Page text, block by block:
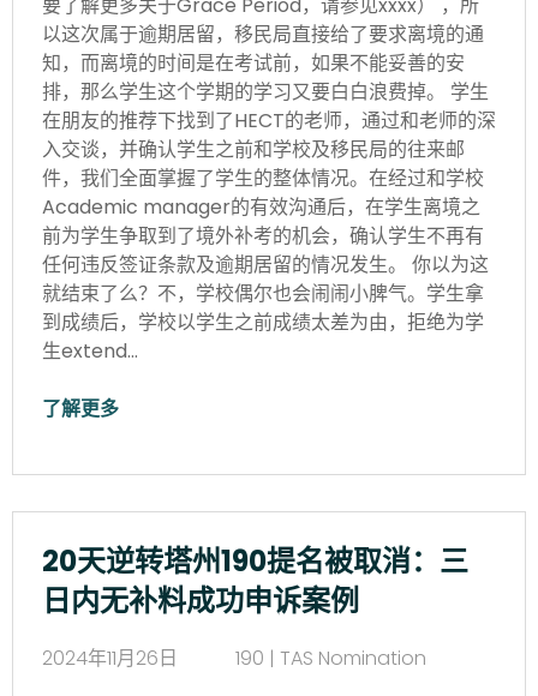
要了解更多关于Grace Period，请参见xxxx） ，所
以这次属于逾期居留，移民局直接给了要求离境的通
知，而离境的时间是在考试前，如果不能妥善的安
排，那么学生这个学期的学习又要白白浪费掉。 学生
在朋友的推荐下找到了HECT的老师，通过和老师的深
入交谈，并确认学生之前和学校及移民局的往来邮
件，我们全面掌握了学生的整体情况。在经过和学校
Academic manager的有效沟通后，在学生离境之
前为学生争取到了境外补考的机会，确认学生不再有
任何违反签证条款及逾期居留的情况发生。 你以为这
就结束了么？不，学校偶尔也会闹闹小脾气。学生拿
到成绩后，学校以学生之前成绩太差为由，拒绝为学
生extend…
了解更多
20天逆转塔州190提名被取消：三
日内无补料成功申诉案例
2024年11月26日
190 | TAS Nomination